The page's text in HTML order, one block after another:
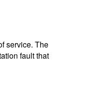
service. The
fault that